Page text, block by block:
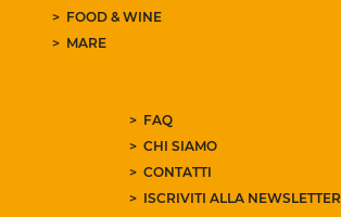
FOOD & WINE
MARE
FAQ
CHI SIAMO
CONTATTI
ISCRIVITI ALLA NEWSLETTER